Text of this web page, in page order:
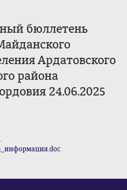
бюллетень
Ардатовского
района
24.06.2025